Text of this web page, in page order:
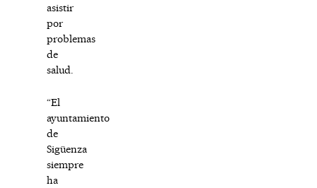
asistir
por
problemas
de
salud.
“El
ayuntamiento
de
Sigüenza
siempre
ha